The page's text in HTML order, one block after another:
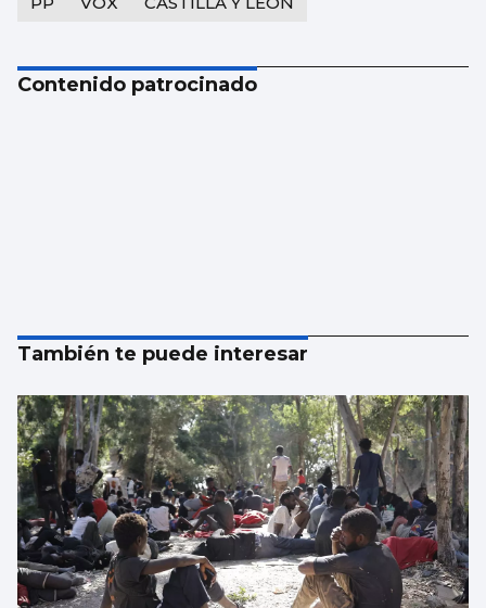
Contenido patrocinado
También te puede interesar